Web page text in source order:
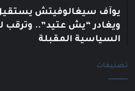
يوآف سيغالوفيتش
ويغادر “يش عتيد”.. وترقب
السياسية المقبلة
تصنيفات